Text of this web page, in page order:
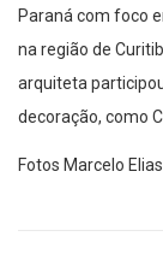
Paraná com foco
na região de
arquiteta
decoração, como
Fotos Marcelo Elias